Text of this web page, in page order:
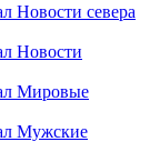
Новости севера
Новости
Мировые
Мужские